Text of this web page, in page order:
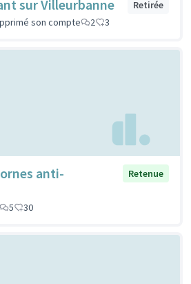
sur Villeurbanne
Retirée
son compte
2 3
anti-
Retenue
5 30